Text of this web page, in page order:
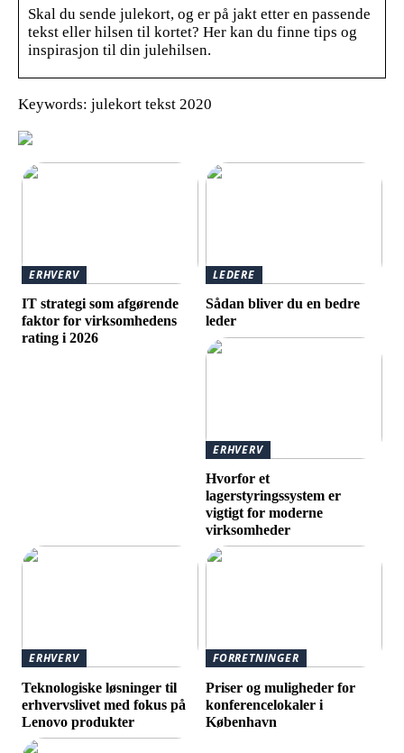
Skal du sende julekort, og er på jakt etter en passende
tekst eller hilsen til kortet? Her kan du finne tips og
inspirasjon til din julehilsen.
Keywords: julekort tekst 2020
ERHVERV
IT strategi som afgørende
faktor for virksomhedens
rating i 2026
LEDERE
Sådan bliver du en bedre
leder
ERHVERV
Hvorfor et
lagerstyringssystem er
vigtigt for moderne
virksomheder
ERHVERV
Teknologiske løsninger til
erhvervslivet med fokus på
Lenovo produkter
FORRETNINGER
Priser og muligheder for
konferencelokaler i
København